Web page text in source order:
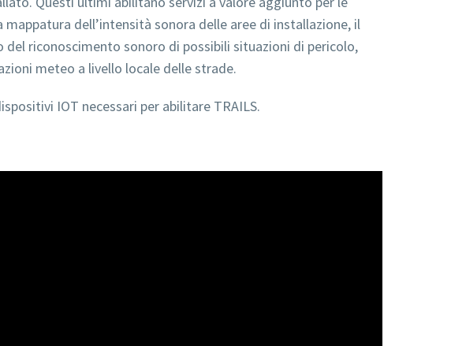
dell’intensità sonora delle aree di installazione, il
riconoscimento sonoro di possibili situazioni di pericolo,
meteo a livello locale delle strade.
IOT necessari per abilitare TRAILS.